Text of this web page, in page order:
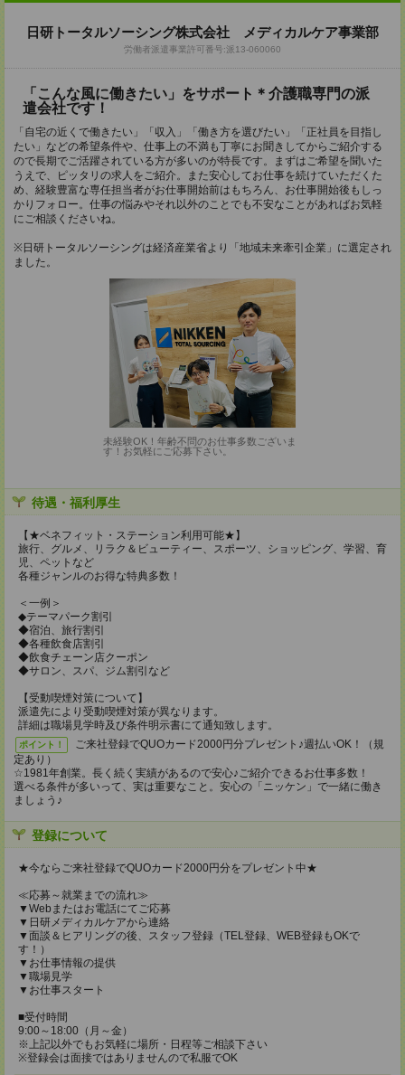
日研トータルソーシング株式会社 メディカルケア事業部
労働者派遣事業許可番号:派13-060060
「こんな風に働きたい」をサポート＊介護職専門の派
遣会社です！
「自宅の近くで働きたい」「収入」「働き方を選びたい」「正社員を目指し
たい」などの希望条件や、仕事上の不満も丁寧にお聞きしてからご紹介する
ので長期でご活躍されている方が多いのが特長です。まずはご希望を聞いた
うえで、ピッタリの求人をご紹介。また安心してお仕事を続けていただくた
め、経験豊富な専任担当者がお仕事開始前はもちろん、お仕事開始後もしっ
かりフォロー。仕事の悩みやそれ以外のことでも不安なことがあればお気軽
にご相談くださいね。
※日研トータルソーシングは経済産業省より「地域未来牽引企業」に選定され
ました。
未経験OK！年齢不問のお仕事多数ございま
す！お気軽にご応募下さい。
待遇・福利厚生
【★ベネフィット・ステーション利用可能★】
旅行、グルメ、リラク＆ビューティー、スポーツ、ショッピング、学習、育
児、ペットなど
各種ジャンルのお得な特典多数！
＜一例＞
◆テーマパーク割引
◆宿泊、旅行割引
◆各種飲食店割引
◆飲食チェーン店クーポン
◆サロン、スパ、ジム割引など
【受動喫煙対策について】
派遣先により受動喫煙対策が異なります。
詳細は職場見学時及び条件明示書にて通知致します。
ポイント！
ご来社登録でQUOカード2000円分プレゼント♪週払いOK！（規
定あり）
☆1981年創業。長く続く実績があるので安心♪ご紹介できるお仕事多数！
選べる条件が多いって、実は重要なこと。安心の「ニッケン」で一緒に働き
ましょう♪
登録について
★今ならご来社登録でQUOカード2000円分をプレゼント中★
≪応募～就業までの流れ≫
▼Webまたはお電話にてご応募
▼日研メディカルケアから連絡
▼面談＆ヒアリングの後、スタッフ登録（TEL登録、WEB登録もOKで
す！）
▼お仕事情報の提供
▼職場見学
▼お仕事スタート
■受付時間
9:00～18:00（月～金）
※上記以外でもお気軽に場所・日程等ご相談下さい
※登録会は面接ではありませんので私服でOK